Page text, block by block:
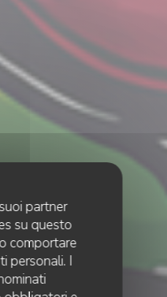
partner
su questo
comportare
personali. I